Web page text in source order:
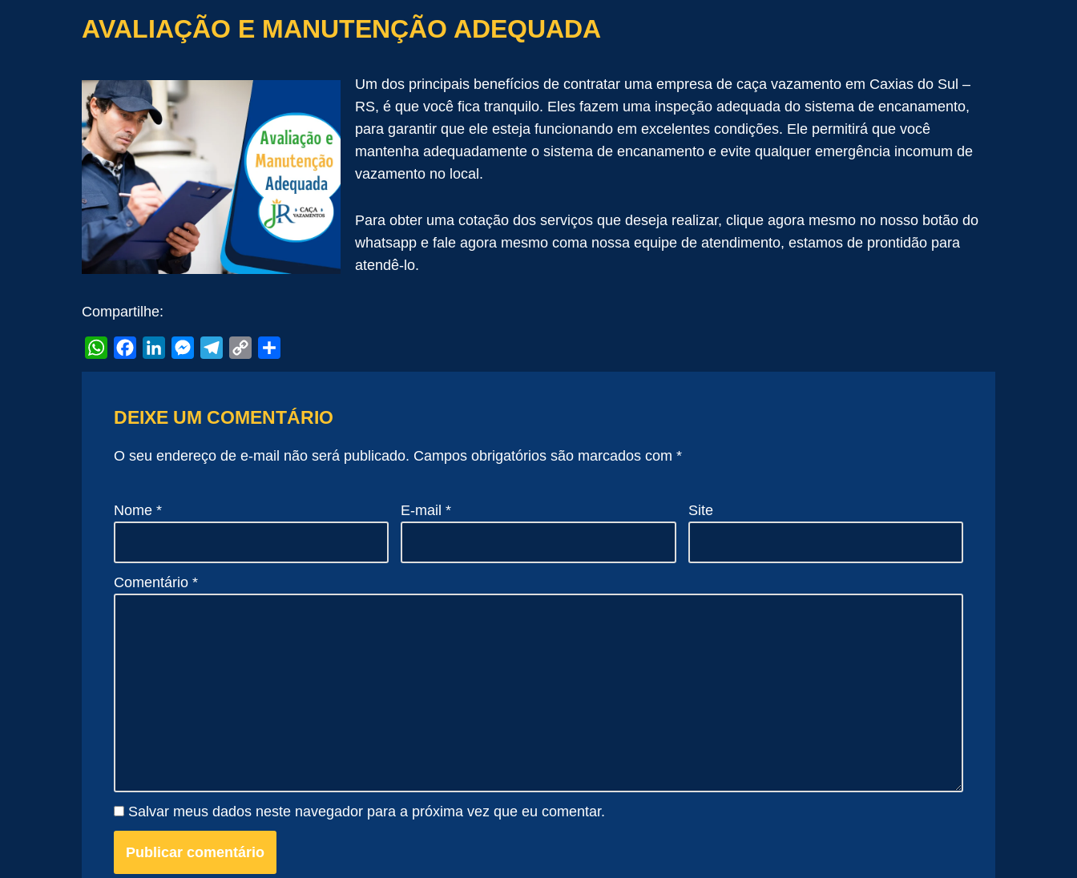
AVALIAÇÃO E MANUTENÇÃO ADEQUADA
Um dos principais benefícios de contratar uma empresa de caça vazamento em Caxias do Sul –
RS, é que você fica tranquilo. Eles fazem uma inspeção adequada do sistema de encanamento,
para garantir que ele esteja funcionando em excelentes condições. Ele permitirá que você
mantenha adequadamente o sistema de encanamento e evite qualquer emergência incomum de
vazamento no local.
Para obter uma cotação dos serviços que deseja realizar, clique agora mesmo no nosso botão do
whatsapp e fale agora mesmo coma nossa equipe de atendimento, estamos de prontidão para
atendê-lo.
Compartilhe:
WhatsApp
Facebook
LinkedInMessenger
Telegram
CopyShare
DEIXE UM COMENTÁRIO
O seu endereço de e-mail não será publicado. Campos obrigatórios são marcados com *
Nome * E-mail* Site
Comentário *
Salvar meus dados neste navegador para a próxima vez que eu comentar.